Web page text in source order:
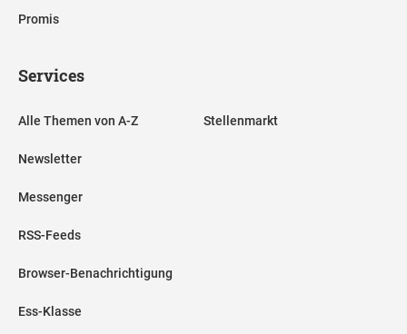
Promis
Services
Alle Themen von A-Z
Newsletter
Messenger
RSS-Feeds
Browser-Benachrichtigung
Ess-Klasse
Stellenmarkt